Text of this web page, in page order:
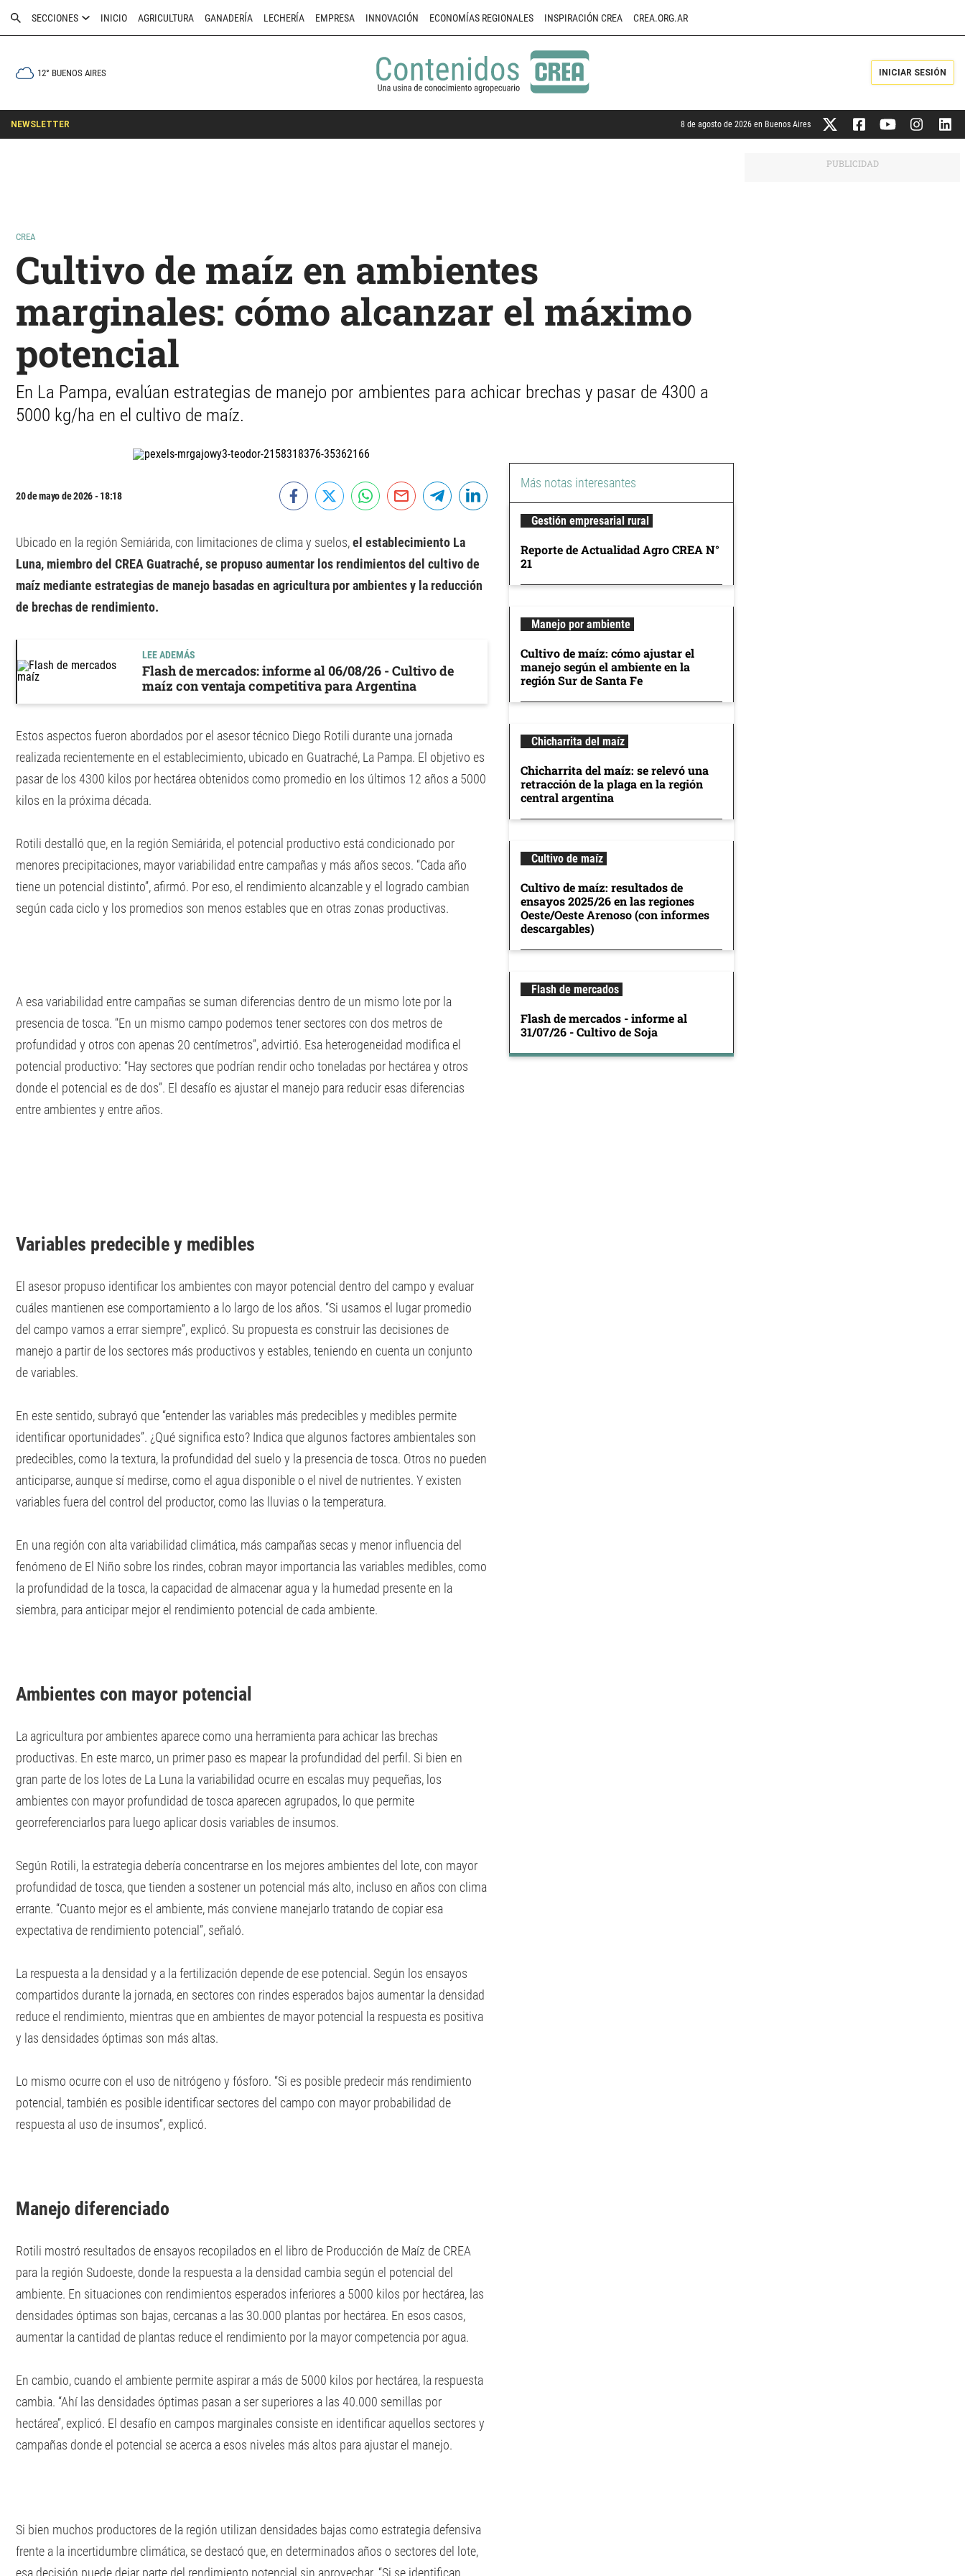
SECCIONES INICIO AGRICULTURA GANADERÍA LECHERÍA EMPRESA INNOVACIÓN ECONOMÍAS REGIONALES INSPIRACIÓN CREA CREA.ORG.AR
12° BUENOS AIRES INICIAR SESIÓN
NEWSLETTER 8 de agosto de 2026 en Buenos Aires
CREA
Cultivo de maíz en ambientes
marginales: cómo alcanzar el máximo
potencial
En La Pampa, evalúan estrategias de manejo por ambientes para achicar brechas y pasar de 4300 a
5000 kg/ha en el cultivo de maíz.
20 de mayo de 2026 - 18:18
Ubicado en la región Semiárida, con limitaciones de clima y suelos,el establecimiento La
Luna, miembro del CREA Guatraché, se propuso aumentar los rendimientos del cultivo de
maíz mediante estrategias de manejo basadas en agricultura por ambientes y la reducción
de brechas de rendimiento.
LEE ADEMÁS
Flash de mercados: informe al 06/08/26 - Cultivo de
maíz con ventaja competitiva para Argentina
Estos aspectos fueron abordados por el asesor técnico Diego Rotili durante una jornada
realizada recientemente en el establecimiento, ubicado en Guatraché, La Pampa. El objetivo es
pasar de los 4300 kilos por hectárea obtenidos como promedio en los últimos 12 años a 5000
kilos en la próxima década.
Rotili destalló que, en la región Semiárida, el potencial productivo está condicionado por
menores precipitaciones, mayor variabilidad entre campañas y más años secos. “Cada año
tiene un potencial distinto”, afirmó. Por eso, el rendimiento alcanzable y el logrado cambian
según cada ciclo y los promedios son menos estables que en otras zonas productivas.
A esa variabilidad entre campañas se suman diferencias dentro de un mismo lote por la
presencia de tosca. “En un mismo campo podemos tener sectores con dos metros de
profundidad y otros con apenas 20 centímetros”, advirtió. Esa heterogeneidad modifica el
potencial productivo: “Hay sectores que podrían rendir ocho toneladas por hectárea y otros
donde el potencial es de dos”. El desafío es ajustar el manejo para reducir esas diferencias
entre ambientes y entre años.
Variables predecible y medibles
El asesor propuso identificar los ambientes con mayor potencial dentro del campo y evaluar
cuáles mantienen ese comportamiento a lo largo de los años. “Si usamos el lugar promedio
del campo vamos a errar siempre”, explicó. Su propuesta es construir las decisiones de
manejo a partir de los sectores más productivos y estables, teniendo en cuenta un conjunto
de variables.
En este sentido, subrayó que “entender las variables más predecibles y medibles permite
identificar oportunidades”. ¿Qué significa esto? Indica que algunos factores ambientales son
predecibles, como la textura, la profundidad del suelo y la presencia de tosca. Otros no pueden
anticiparse, aunque sí medirse, como el agua disponible o el nivel de nutrientes. Y existen
variables fuera del control del productor, como las lluvias o la temperatura.
En una región con alta variabilidad climática, más campañas secas y menor influencia del
fenómeno de El Niño sobre los rindes, cobran mayor importancia las variables medibles, como
la profundidad de la tosca, la capacidad de almacenar agua y la humedad presente en la
siembra, para anticipar mejor el rendimiento potencial de cada ambiente.
Ambientes con mayor potencial
La agricultura por ambientes aparece como una herramienta para achicar las brechas
productivas. En este marco, un primer paso es mapear la profundidad del perfil. Si bien en
gran parte de los lotes de La Luna la variabilidad ocurre en escalas muy pequeñas, los
ambientes con mayor profundidad de tosca aparecen agrupados, lo que permite
georreferenciarlos para luego aplicar dosis variables de insumos.
Según Rotili, la estrategia debería concentrarse en los mejores ambientes del lote, con mayor
profundidad de tosca, que tienden a sostener un potencial más alto, incluso en años con clima
errante. “Cuanto mejor es el ambiente, más conviene manejarlo tratando de copiar esa
expectativa de rendimiento potencial”, señaló.
La respuesta a la densidad y a la fertilización depende de ese potencial. Según los ensayos
compartidos durante la jornada, en sectores con rindes esperados bajos aumentar la densidad
reduce el rendimiento, mientras que en ambientes de mayor potencial la respuesta es positiva
y las densidades óptimas son más altas.
Lo mismo ocurre con el uso de nitrógeno y fósforo. “Si es posible predecir más rendimiento
potencial, también es posible identificar sectores del campo con mayor probabilidad de
respuesta al uso de insumos”, explicó.
Manejo diferenciado
Rotili mostró resultados de ensayos recopilados en el libro de Producción de Maíz de CREA
para la región Sudoeste, donde la respuesta a la densidad cambia según el potencial del
ambiente. En situaciones con rendimientos esperados inferiores a 5000 kilos por hectárea, las
densidades óptimas son bajas, cercanas a las 30.000 plantas por hectárea. En esos casos,
aumentar la cantidad de plantas reduce el rendimiento por la mayor competencia por agua.
En cambio, cuando el ambiente permite aspirar a más de 5000 kilos por hectárea, la respuesta
cambia. “Ahí las densidades óptimas pasan a ser superiores a las 40.000 semillas por
hectárea”, explicó. El desafío en campos marginales consiste en identificar aquellos sectores y
campañas donde el potencial se acerca a esos niveles más altos para ajustar el manejo.
Si bien muchos productores de la región utilizan densidades bajas como estrategia defensiva
frente a la incertidumbre climática, se destacó que, en determinados años o sectores del lote,
esa decisión puede dejar parte del rendimiento potencial sin aprovechar. “Si se identifican
Más notas interesantes
Gestión empresarial rural
Reporte de Actualidad Agro CREA N°
21
Manejo por ambiente
Cultivo de maíz: cómo ajustar el
manejo según el ambiente en la
región Sur de Santa Fe
Chicharrita del maíz
Chicharrita del maíz: se relevó una
retracción de la plaga en la región
central argentina
Cultivo de maíz
Cultivo de maíz: resultados de
ensayos 2025/26 en las regiones
Oeste/Oeste Arenoso (con informes
descargables)
Flash de mercados
Flash de mercados - informe al
31/07/26 - Cultivo de Soja